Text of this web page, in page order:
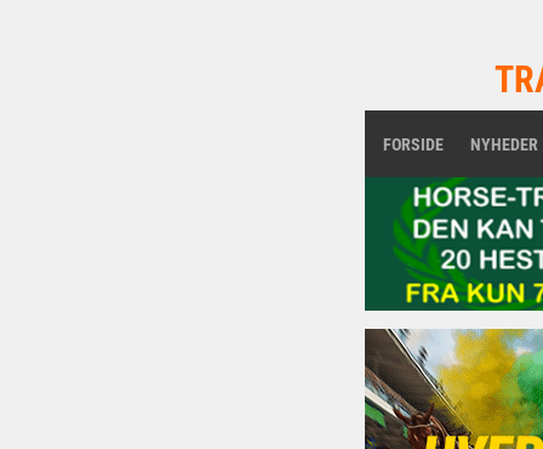
FORSIDE NYHEDER